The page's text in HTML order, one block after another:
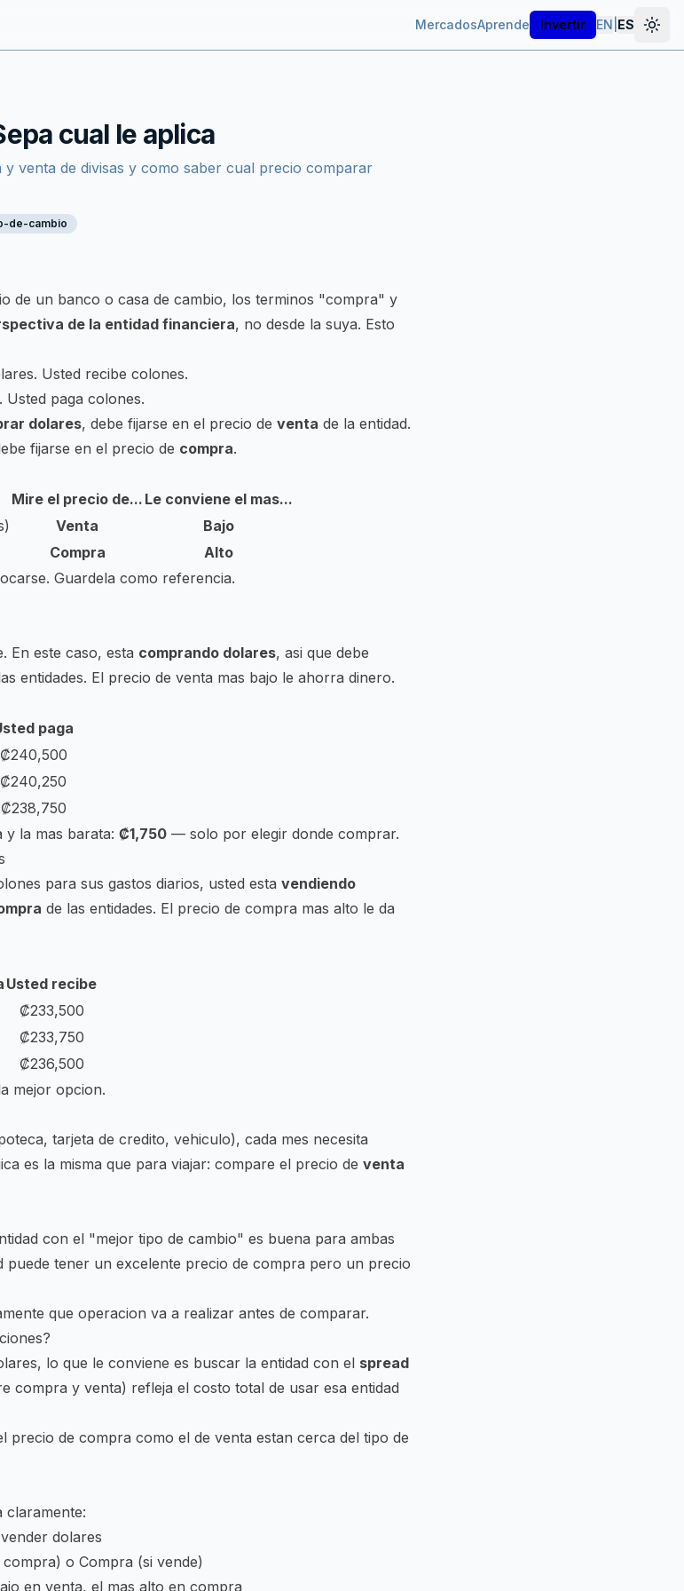
MercadosAprende Invertir EN ES
cual le aplica
venta de divisas y como saber cual precio comparar
de-cambio
de un banco o casa de cambio, los terminos "compra" y
de la entidad financiera, no desde la suya. Esto
Usted recibe colones.
Usted paga colones.
dolares, debe fijarse en el precio de venta de la entidad.
fijarse en el precio de compra.
Mire el precio de... Le conviene el mas...
Venta
Bajo
Compra
Alto
Guardela como referencia.
En este caso, esta comprando dolares, asi que debe
entidades. El precio de venta mas bajo le ahorra dinero.
paga
₡240,500
₡240,250
₡238,750
y la mas barata: ₡1,750 — solo por elegir donde comprar.
para sus gastos diarios, usted esta vendiendo
de las entidades. El precio de compra mas alto le da
Usted recibe
₡233,500
₡233,750
₡236,500
mejor opcion.
tarjeta de credito, vehiculo), cada mes necesita
es la misma que para viajar: compare el precio de venta
con el "mejor tipo de cambio" es buena para ambas
puede tener un excelente precio de compra pero un precio
que operacion va a realizar antes de comparar.
lo que le conviene es buscar la entidad con el spread
compra y venta) refleja el costo total de usar esa entidad
precio de compra como el de venta estan cerca del tipo de
claramente:
dolares
compra) o Compra (si vende)
en venta, el mas alto en compra